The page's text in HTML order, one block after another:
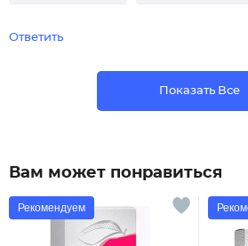
Ответить
Показать Все
Вам может понравиться
Рекомендуем